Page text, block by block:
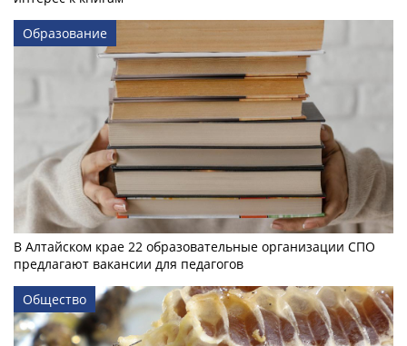
Образование
В Алтайском крае 22 образовательные организации СПО
предлагают вакансии для педагогов
Общество